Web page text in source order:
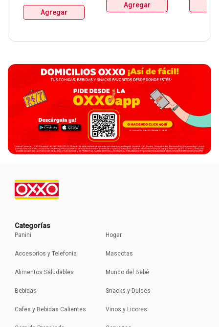
Agregar
Agregar
Categorías
Panini
Accesorios y Telefonia
Alimentos Saludables
Bebidas
Cafes y Bebidas Calientes
Hogar
Mascotas
Mundo del Bebé
Snacks y Dulces
Vinos y Licores